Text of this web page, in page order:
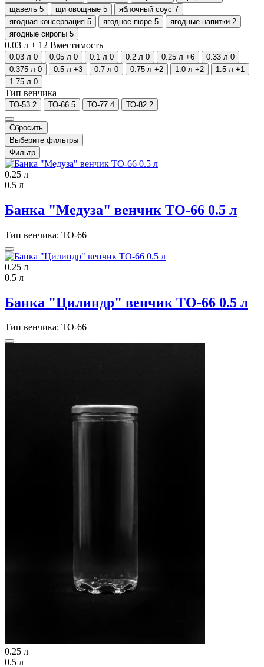
щавель 5 щи овощные 5 яблочный соус 7
ягодная консервация 5 ягодное пюре 5 ягодные напитки 2
ягодные сиропы 5
0.03 л + 12 Вместимость
0.03 л 0 0.05 л 0 0.1 л 0 0.2 л 0 0.25 л +6 0.33 л 0
0.375 л 0 0.5 л +3 0.7 л 0 0.75 л +2 1.0 л +2 1.5 л +1
1.75 л 0
Тип венчика
ТО-53 2 ТО-66 5 ТО-77 4 ТО-82 2
Сбросить
Выберите фильтры
Фильтр
0.25 л
0.5 л
Банка "Медуза" венчик ТО-66 0.5 л
Тип венчика: ТО-66
0.25 л
0.5 л
Банка "Цилиндр" венчик ТО-66 0.5 л
Тип венчика: ТО-66
0.25 л
0.5 л